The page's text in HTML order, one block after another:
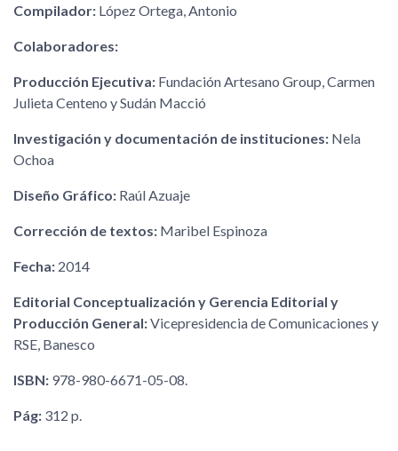
Compilador: López Ortega, Antonio
Colaboradores:
Producción Ejecutiva: Fundación Artesano Group, Carmen
Julieta Centeno y Sudán Macció
Investigación y documentación de instituciones: Nela
Ochoa
Diseño Gráfico: Raúl Azuaje
Corrección de textos: Maribel Espinoza
Fecha: 2014
Editorial Conceptualización y Gerencia Editorial y
Producción General:Vicepresidencia de Comunicaciones y
RSE, Banesco
ISBN: 978-980-6671-05-08.
Pág: 312 p.